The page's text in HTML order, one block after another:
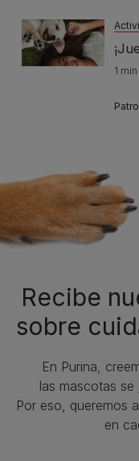
1
Recibe
sobre
En Purina,
las mascotas
Por eso, queremos
en